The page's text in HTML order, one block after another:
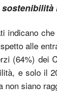
indicano
alle
(64%) dei
e solo il
non siano